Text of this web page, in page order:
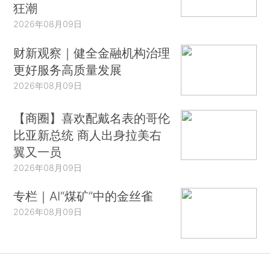
狂潮
2026年08月09日
财新观察｜健全金融机构治理
更好服务高质量发展
2026年08月09日
【商圈】喜欢配戴名表的哥伦
比亚新总统 商人出身拉美右
翼又一员
2026年08月09日
专栏｜AI“煤矿”中的金丝雀
2026年08月09日